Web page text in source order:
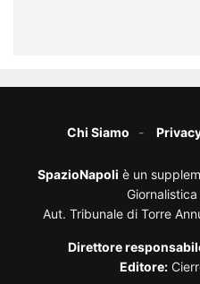
Chi Siamo
SpazioNapoli è un
Aut. Tribunale di Torre
Direttore
Editore: